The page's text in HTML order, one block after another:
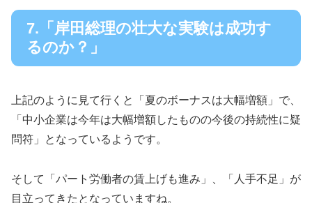
7.「岸田総理の壮大な実験は成功す
るのか？」
上記のように見て行くと「夏のボーナスは大幅増額」で、
「中小企業は今年は大幅増額したものの今後の持続性に疑
問符」となっているようです。
そして「パート労働者の賃上げも進み」、「人手不足」が
目立ってきたとなっていますね。